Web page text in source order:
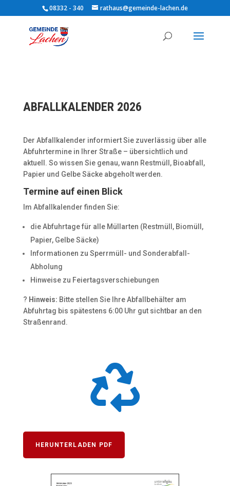
08332 - 340 rathaus@gemeinde-lachen.de
ABFALLKALENDER 2026
Der Abfallkalender informiert Sie zuverlässig über alle
Abfuhrtermine in Ihrer Straße – übersichtlich und
aktuell. So wissen Sie genau, wann Restmüll, Bioabfall,
Papier und Gelbe Säcke abgeholt werden.
Termine auf einen Blick
Im Abfallkalender finden Sie:
die Abfuhrtage für alle Müllarten (Restmüll, Biomüll,
Papier, Gelbe Säcke)
Informationen zu Sperrmüll- und Sonderabfall-
Abholung
Hinweise zu Feiertagsverschiebungen
? Hinweis: Bitte stellen Sie Ihre Abfallbehälter am
Abfuhrtag bis spätestens 6:00 Uhr gut sichtbar an den
Straßenrand.

HERUNTERLADEN PDF